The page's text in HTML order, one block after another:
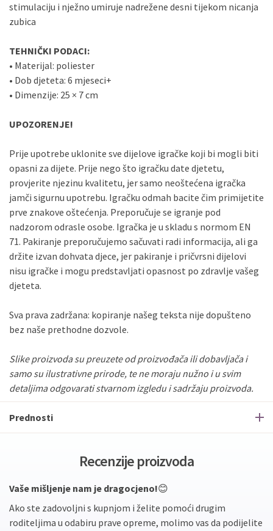
stimulaciju i nježno umiruje nadrežene desni tijekom nicanja
zubica
TEHNIČKI PODACI:
• Materijal: poliester
• Dob djeteta: 6 mjeseci+
• Dimenzije: 25 × 7cm
UPOZORENJE!
Prije upotrebe uklonite sve dijelove igračke koji bi mogli biti
opasni za dijete. Prije nego što igračku date djetetu,
provjerite njezinu kvalitetu, jersamo neoštećena igračka
jamči sigurnu upotrebu. Igračku odmah bacite čim primijetite
prve znakove oštećenja. Preporučuje se igranje pod
nadzorom odrasle osobe. Igračka je u skladu s normom EN
71. Pakiranje preporučujemo sačuvati radi informacija, ali ga
držite izvan dohvata djece, jer pakiranje i pričvrsni dijelovi
nisu igračke i mogu predstavljati opasnost po zdravlje vašeg
djeteta.
Sva prava zadržana: kopiranje našeg teksta nije dopušteno
bez naše prethodne dozvole.
Slikeproizvodasupreuzeteodproizvođačailidobavljačai
samo suilustrativneprirode, tenemorajunužno iusvim
detaljimaodgovaratistvarnomizgleduisadržajuproizvoda.
Prednosti
Recenzije proizvoda
Vaše mišljenje nam je dragocjeno!😊
Ako ste zadovoljni s kupnjom i želite pomoći drugim
roditeljima u odabiru prave opreme, molimo vas da podijelite